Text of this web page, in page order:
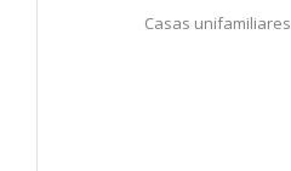
Casas unifamiliares